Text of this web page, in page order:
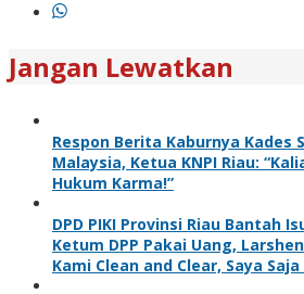
Jangan Lewatkan
Respon Berita Kaburnya Kades
Malaysia, Ketua KNPI Riau:
Hukum Karma!”
DPD PIKI Provinsi Riau Bantah
Ketum DPP Pakai Uang,
Kami Clean and Clear, Saya